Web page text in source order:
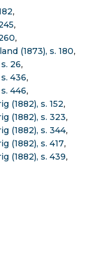
,
,
,
(1873), s. 180,
26,
436,
446,
(1882), s. 152,
(1882), s. 323,
(1882), s. 344,
(1882), s. 417,
(1882), s. 439,